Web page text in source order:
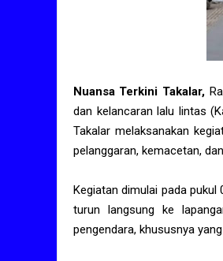
Nuansa Terkini Takalar,
dan kelancaran lalu lintas
Takalar melaksanakan
pelanggaran, kemacetan,
Kegiatan dimulai pada
turun langsung ke
pengendara, khususnya